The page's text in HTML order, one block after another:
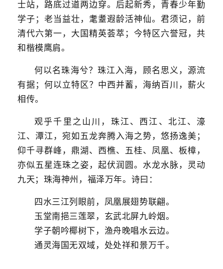
士站，路底过道两边穿。后起新秀，青春少年勤
学子；老当益壮，耄耋遐龄活神仙。君须记，前
清代六第一，大国精英荟萃；今特区六誉冠，共
和楷模鹰肩。
何以名珠海兮？珠江入海，顾名思义，源流
有据；何以立特区？中西并蓄，海纳百川，薪火
相传。
观乎千里之山川，珠江、西江、北江、濠
江、潭江，宛如五龙奔腾入海之势，悠扬逸美；
仰千寻群峰，鼎湖、西樵、五桂、凤凰、板樟，
亦似五星连珠之姿，起伏润圆。水龙水脉，灵动
九天；珠海神州，福泽万年。诗曰：
四水三江列眼前，凤凰展翅势联翩。
玉堂南挹三莲翠，玄武北屏九岭烟。
学子朝吟椰树下，渔舟晚唱水云边。
通灵海国无双域，处处祥和景万千。